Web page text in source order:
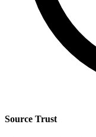
Source Trust